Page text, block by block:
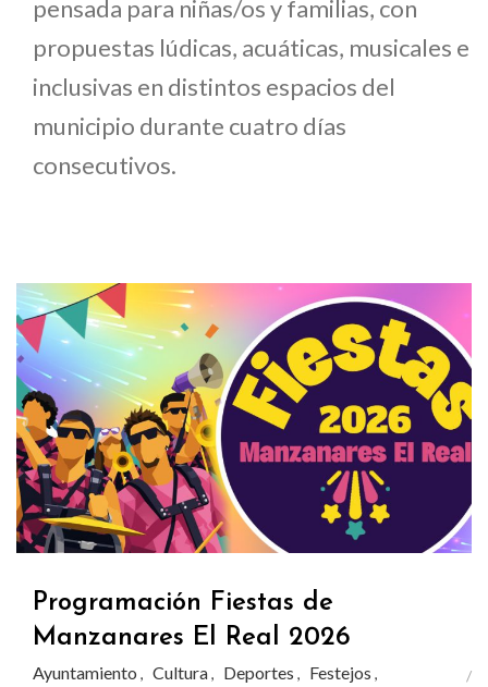
pensada para niñas/os y familias, con
propuestas lúdicas, acuáticas, musicales e
inclusivas en distintos espacios del
municipio durante cuatro días
consecutivos.
Programación Fiestas de
Manzanares El Real 2026
Ayuntamiento , Cultura, Deportes , Festejos ,